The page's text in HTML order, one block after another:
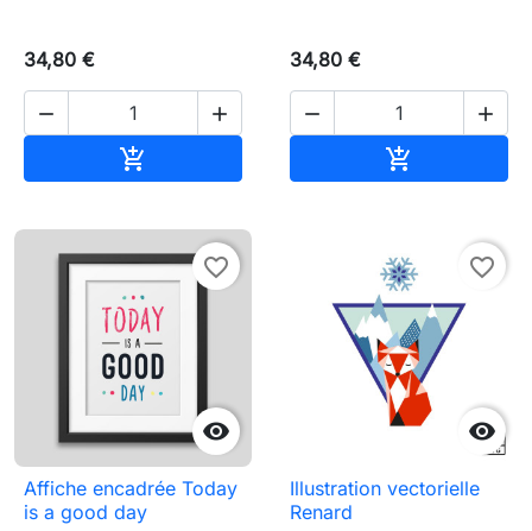
34,80 €
 

34,80 €
 


favorite_border
Affiche encadrée Today
is a good day

favorite_border
Illustration vectorielle
Renard